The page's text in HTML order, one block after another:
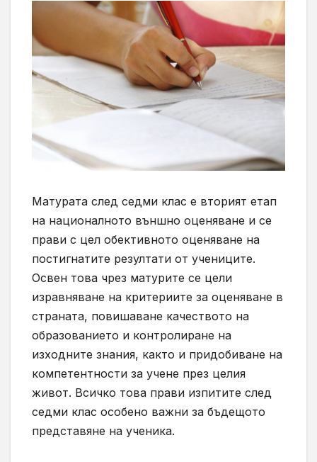
Матурата след седми клас е вторият етап
на националното външно оценяване и се
прави с цел обективното оценяване на
постигнатите резултати от учениците.
Освен това чрез матурите се цели
изравняване на критериите за оценяване в
страната, повишаване качеството на
образованието и контролиране на
изходните знания, както и придобиване на
компетентности за учене през целия
живот. Всичко това прави изпитите след
седми клас особено важни за бъдещото
представяне на ученика.